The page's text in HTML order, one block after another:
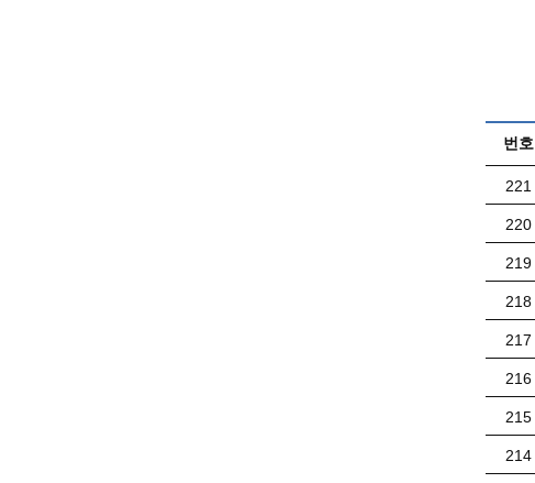
번호
221
220
219
218
217
216
215
214